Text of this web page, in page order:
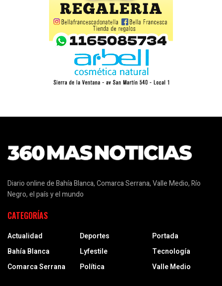
Diario online de Bahía Blanca, Comarca Serrana, Valle Medio, Río
Negro, el país y el mundo
CATEGORÍAS
Actualidad
Bahía Blanca
Comarca Serrana
Deportes
Lyfestile
Política
Portada
Tecnología
Valle Medio